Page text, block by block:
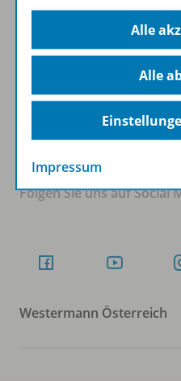
Sofort profitieren
Zum
Folgen Sie uns auf Social
Westermann Österreich
Alle
Alle
Impressum